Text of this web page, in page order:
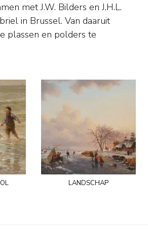
met J.W. Bilders en J.H.L.
in Brussel. Van daaruit
plassen en polders te
Den Haag. Uiteindelijk
schilders van de
landschap